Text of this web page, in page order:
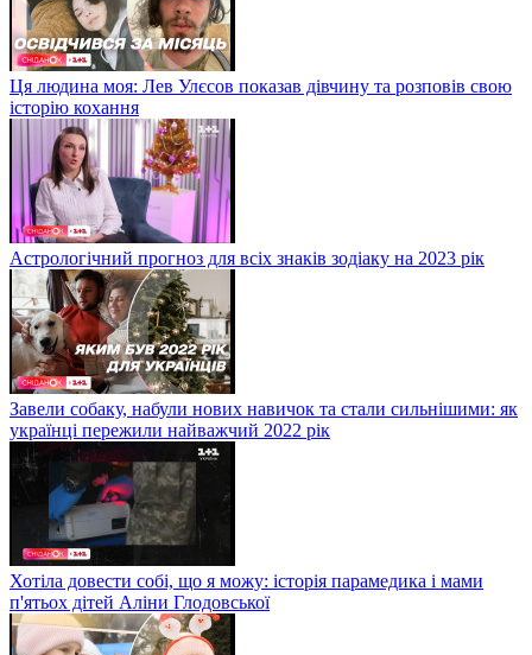
Ця людина моя: Лев Улєсов показав дівчину та розповів свою
історію кохання
Астрологічний прогноз для всіх знаків зодіаку на 2023 рік
Завели собаку, набули нових навичок та стали сильнішими: як
українці пережили найважчий 2022 рік
Хотіла довести собі, що я можу: історія парамедика і мами
п'ятьох дітей Аліни Глодовської